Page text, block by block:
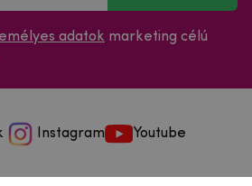
adatok marketing célú
Instagram Youtube